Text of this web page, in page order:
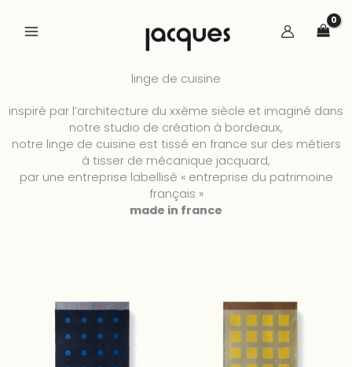
contenu
linge de cuisine
inspiré par l’architecture du xxème siècle et imaginé dans
notre studio de création à bordeaux,
notre linge de cuisine est tissé en france sur des métiers
à tisser de mécanique jacquard,
par une entreprise labellisé « entreprise du patrimoine
français »
made in france